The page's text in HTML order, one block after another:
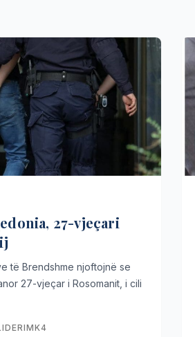
27-vjeçari
të Brendshme njoftojnë se
27-vjeçar i Rosomanit, i cili